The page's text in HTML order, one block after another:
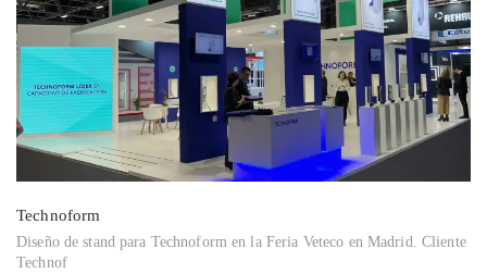
Technoform
Diseño de stand para Technoform en la Feria Veteco en Madrid. Cliente
Technof